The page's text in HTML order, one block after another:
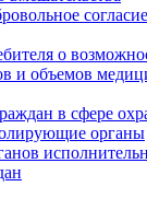
о
и объемов
в сфере
органы